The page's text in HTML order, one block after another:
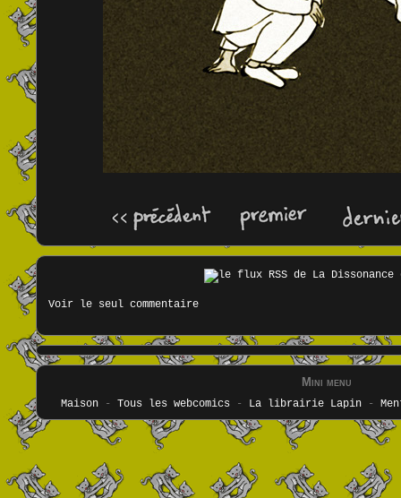
Voir le seul commentaire
Mini menu
Maison- Tous les webcomics - La librairie Lapin-